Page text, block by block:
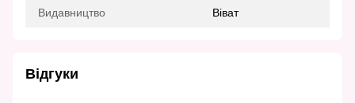
Видавництво Віват
Відгуки